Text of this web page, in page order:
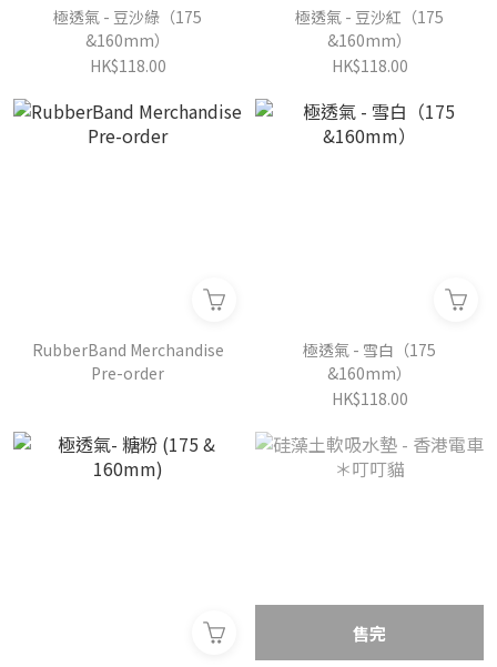
極透氣 - 豆沙綠（175
&160mm）
HK$118.00
極透氣 - 豆沙紅（175
&160mm）
HK$118.00
RubberBand Merchandise
Pre-order
極透氣 - 雪白（175
&160mm）
HK$118.00
售完